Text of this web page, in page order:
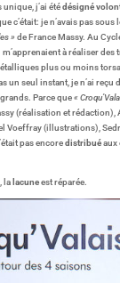
unique, j’ai étédésigné
c’était: je n’avais pas sous
» de France Massy. Au
à réaliser des
plus ou moins
un seul instant, je n’ai reçu
Parce que«
(réalisation et rédaction),
Voeffray (illustrations),
pas encoredistribuéaux
la lacuneest réparée.